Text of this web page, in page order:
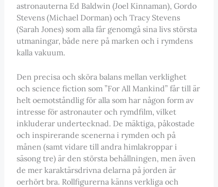
astronauterna Ed Baldwin (Joel Kinnaman), Gordo
Stevens (Michael Dorman) och Tracy Stevens
(Sarah Jones) som alla får genomgå sina livs största
utmaningar, både nere på marken och i rymdens
kalla vakuum.
Den precisa och sköra balans mellan verklighet
och science fiction som ”For All Mankind” får till är
helt oemotståndlig för alla som har någon form av
intresse för astronauter och rymdfilm, vilket
inkluderar undertecknad. De mäktiga, påkostade
och inspirerande scenerna i rymden och på
månen (samt vidare till andra himlakroppar i
säsong tre) är den största behållningen, men även
de mer karaktärsdrivna delarna på jorden är
oerhört bra. Rollfigurerna känns verkliga och